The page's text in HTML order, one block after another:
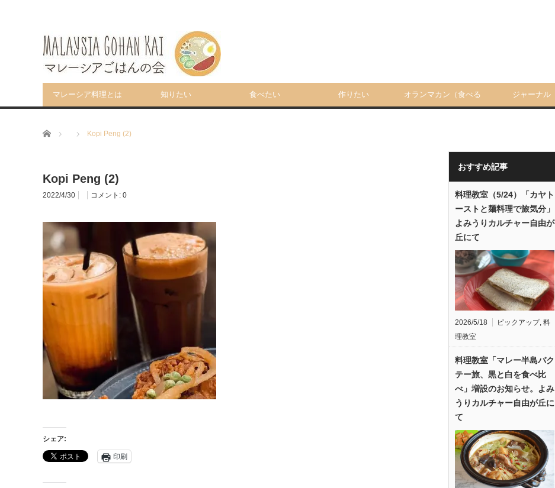
マレーシア料理とは 知りたい 食べたい 作りたい オランマカン（食べる ジャーナル
ホーム Kopi Peng (2)
Kopi Peng (2)
2022/4/30 コメント: 0
シェア:
印刷
おすすめ記事
料理教室（5/24）「カヤト
ーストと麺料理で旅気分」
よみうりカルチャー自由が
丘にて
2026/5/18 ピックアップ, 料
理教室
料理教室「マレー半島バク
テー旅、黒と白を食べ比
べ」増設のお知らせ。よみ
うりカルチャー自由が丘に
て